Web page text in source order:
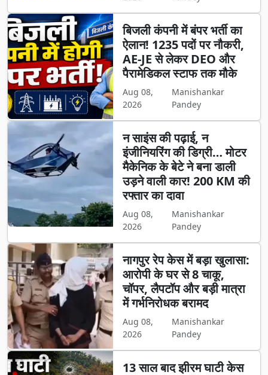
बिजली कंपनी में बंपर भर्ती का
ऐलान! 1235 पदों पर नौकरी,
AE-JE से लेकर DEO और
पैरामेडिकल स्टाफ तक मौके
Aug 08,
2026
Manishankar
Pandey
न साइंस की पढ़ाई, न
इंजीनियरिंग की डिग्री… मोटर
मैकेनिक के बेटे ने बना डाली
उड़ने वाली कार! 200 KM की
रफ्तार का दावा
Aug 08,
2026
Manishankar
Pandey
नागपुर रेप केस में बड़ा खुलासा:
आरोपी के घर से 8 चाकू,
चॉपर, लैपटॉप और बड़ी मात्रा
में गर्भनिरोधक बरामद
Aug 08,
2026
Manishankar
Pandey
13 साल बाद झीरम घाटी केस